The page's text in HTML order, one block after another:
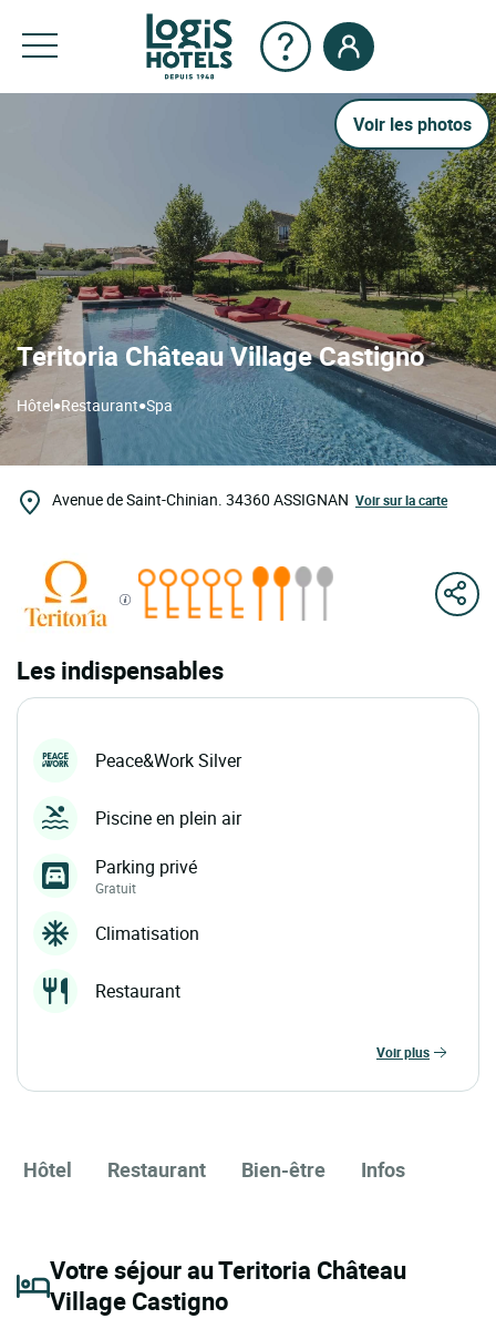
Voir les photos
Teritoria Château Village Castigno
Hôtel•Restaurant•Spa
Avenue de Saint-Chinian. 34360 ASSIGNAN Voir sur la carte
Les indispensables
Peace&Work Silver
Piscine en plein air
Parking privé
Gratuit
Climatisation
Restaurant
voir plus
Hôtel Restaurant Bien-être Infos
Votre séjour au Teritoria Château
Village Castigno